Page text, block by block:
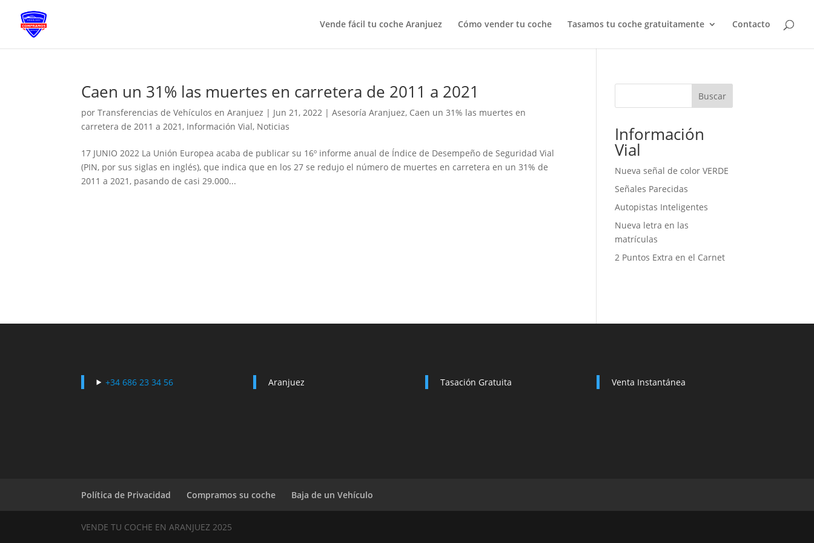
Vende fácil tu coche Aranjuez Cómo vender tu coche Tasamos tu coche gratuitamente Contacto
Caen un 31% las muertes en carretera de 2011 a 2021
porTransferencias de Vehículos en Aranjuez | Jun 21, 2022 |Asesoría Aranjuez, Caen un 31% las muertes en
carretera de 2011 a 2021, Información Vial, Noticias
17 JUNIO 2022 La Unión Europea acaba de publicar su 16º informe anual de Índice de Desempeño de Seguridad Vial
(PIN, por sus siglas en inglés), que indica que en los 27 se redujo el número de muertes en carretera en un 31% de
2011 a 2021, pasando de casi 29.000...
Buscar
Información
Vial
Nueva señal de color VERDE
Señales Parecidas
Autopistas Inteligentes
Nueva letra en las
matrículas
2 Puntos Extra en el Carnet
+34 686 23 34 56 Aranjuez Tasación Gratuita Venta Instantánea
Política de Privacidad Compramos su coche Baja de un Vehículo
VENDE TU COCHE EN ARANJUEZ 2025